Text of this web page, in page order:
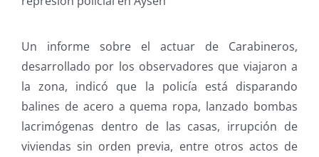
Un informe sobre el actuar de Carabineros,
desarrollado por los observadores que viajaron a
la zona, indicó que la policía está disparando
balines de acero a quema ropa, lanzado bombas
lacrimógenas dentro de las casas, irrupción de
viviendas sin orden previa, entre otros actos de